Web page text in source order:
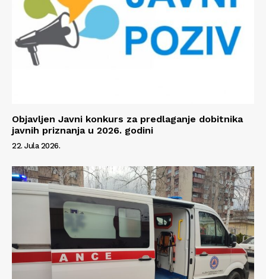
O nama
Kontakt
Impressum
Objavljen Javni konkurs za predlaganje dobitnika
javnih priznanja u 2026. godini
22. Jula 2026.